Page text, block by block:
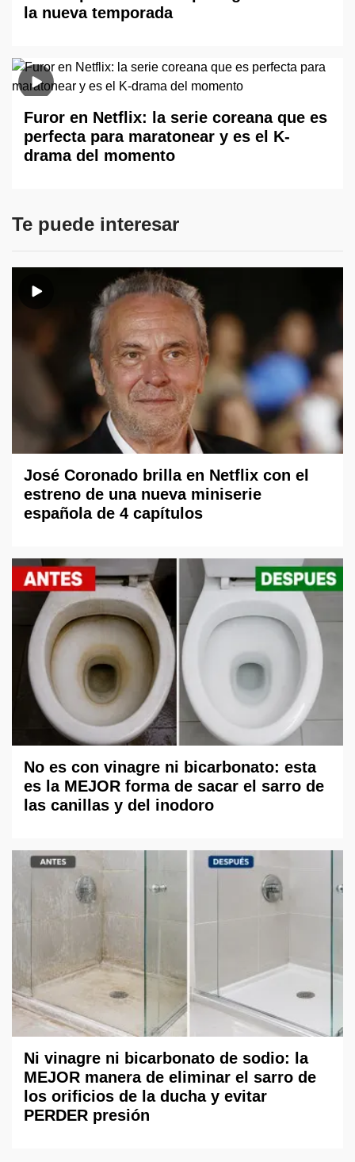
la nueva temporada
Furor en Netflix: la serie coreana que es
perfecta para maratonear y es el K-
drama del momento
Te puede interesar
José Coronado brilla en Netflix con el
estreno de una nueva miniserie
española de 4 capítulos
No es con vinagre ni bicarbonato: esta
es la MEJOR forma de sacar el sarro de
las canillas y del inodoro
Ni vinagre ni bicarbonato de sodio: la
MEJOR manera de eliminar el sarro de
los orificios de la ducha y evitar
PERDER presión